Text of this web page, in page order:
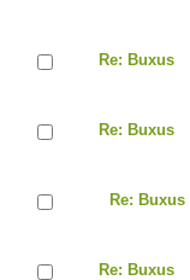
Re: Buxus
Re: Buxus
Re: Buxus
Re: Buxus